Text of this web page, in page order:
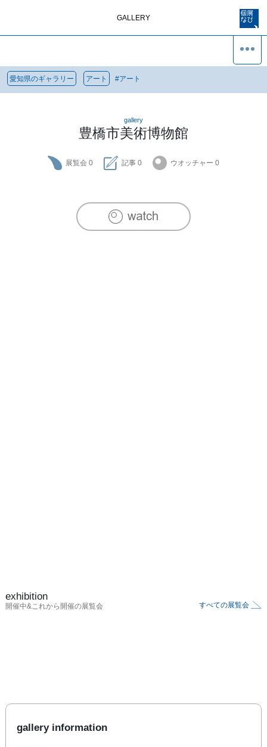
GALLERY
愛知県のギャラリー アート #アート
gallery
豊橋市美術博物館
展覧会 0 記事 0 ウオッチャー 0
exhibition
開催中&これから開催の展覧会 すべての展覧会
gallery information